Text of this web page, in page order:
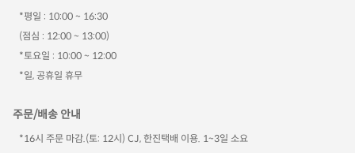
*평일 : 10:00 ~ 16:30
(점심 : 12:00 ~ 13:00)
*토요일 : 10:00 ~ 12:00
*일, 공휴일 휴무
주문/배송 안내
*16시 주문 마감.(토: 12시) CJ, 한진택배 이용. 1~3일 소요